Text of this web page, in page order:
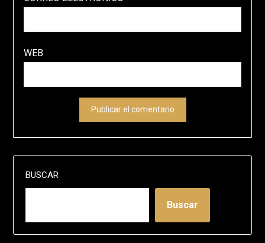
WEB
BUSCAR
Buscar